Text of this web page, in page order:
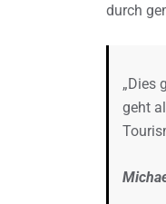
durch
„Dies
geht